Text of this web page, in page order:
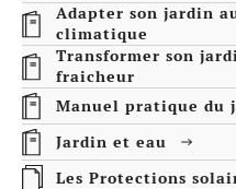
Adapter son jardin
climatique
Transformer son
fraicheur
Manuel pratique du
Jardin et eau
Les Protections